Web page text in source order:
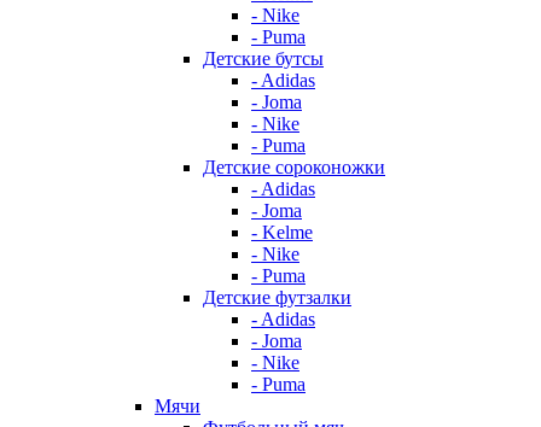
- Nike
- Puma
Детские бутсы
- Adidas
- Joma
- Nike
- Puma
Детские сороконожки
- Adidas
- Joma
- Kelme
- Nike
- Puma
Детские футзалки
- Adidas
- Joma
- Nike
- Puma
Мячи